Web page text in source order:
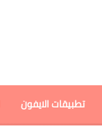
تطبيقات الايفون